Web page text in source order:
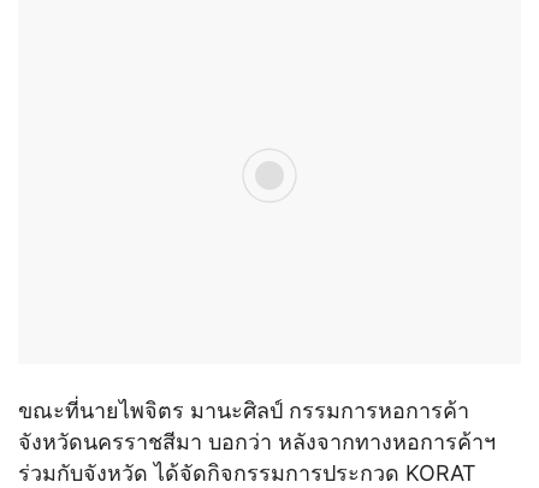
ขณะที่นายไพจิตร มานะศิลป์ กรรมการหอการค้า
จังหวัดนครราชสีมา บอกว่า หลังจากทางหอการค้าฯ
ร่วมกับจังหวัด ได้จัดกิจกรรมการประกวด KORAT